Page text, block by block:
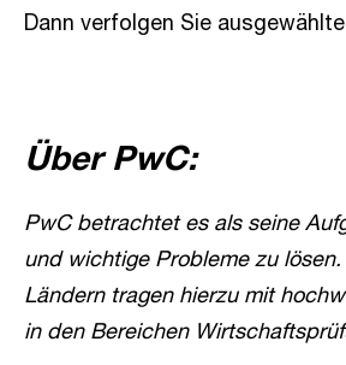
Dann verfolgen Sie
Über PwC:
PwC betrachtet es als seine
und wichtige Probleme zu
Ländern tragen hierzu mit
in den Bereichen